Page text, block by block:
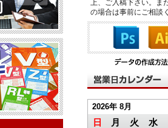
上、ご入稿下さい。ま
の場合は事前にご相談
2026年 8月
日 月 火 水